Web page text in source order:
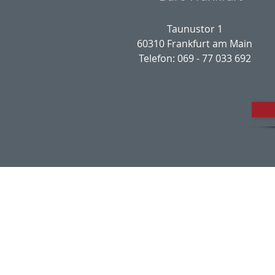
Taunustor 1
60310 Frankfurt am Main
Telefon: 069 - 77 033 692